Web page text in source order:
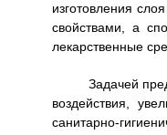
изготовления
свойствами, а
лекарственные
Задачей
воздействия,
санитарно-